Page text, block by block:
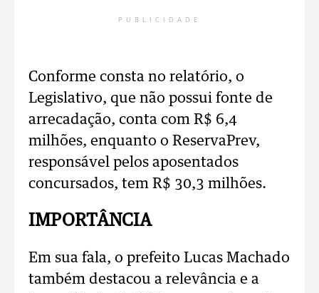
PUBLICIDADE
Conforme consta no relatório, o
Legislativo, que não possui fonte de
arrecadação, conta com R$ 6,4
milhões, enquanto o ReservaPrev,
responsável pelos aposentados
concursados, tem R$ 30,3 milhões.
IMPORTÂNCIA
Em sua fala, o prefeito Lucas Machado
também destacou a relevância e a